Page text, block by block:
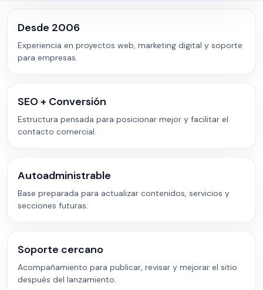
Desde 2006
Experiencia en proyectos web, marketing digital y soporte
para empresas.
SEO + Conversión
Estructura pensada para posicionar mejor y facilitar el
contacto comercial.
Autoadministrable
Base preparada para actualizar contenidos, servicios y
secciones futuras.
Soporte cercano
Acompañamiento para publicar, revisar y mejorar el sitio
después del lanzamiento.